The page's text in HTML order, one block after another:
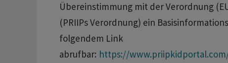
Übereinstimmung mit der Verordnung
(PRIIPs Verordnung) ein
folgendem Link
abrufbar: https://